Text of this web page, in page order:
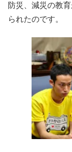
防災、減災の教
られたのです。